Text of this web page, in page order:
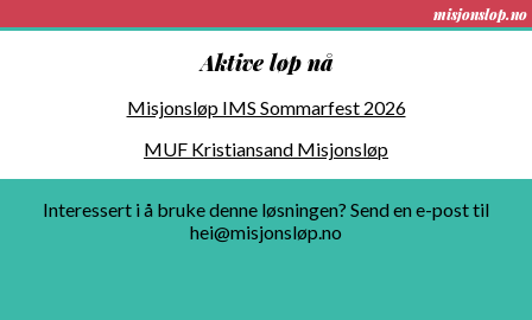
misjonslop.no
Aktive løp nå
Misjonsløp IMS Sommarfest 2026
MUF Kristiansand Misjonsløp
Interessert i å bruke denne løsningen? Send en e-post til
hei@misjonsløp.no